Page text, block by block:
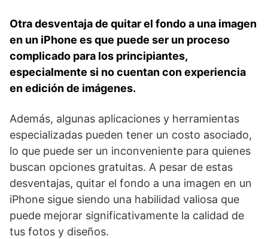
Otra desventaja de quitar el fondo a una ​imagen
en un iPhone es que ‌puede ser un proceso
complicado para los principiantes,
especialmente ‍si ⁤no cuentan con experiencia
en ⁢edición de imágenes.
Además, ​algunas ⁤aplicaciones y herramientas
especializadas pueden ‌tener un​ costo asociado,
lo que puede ser⁣ un inconveniente para ‌quienes
buscan opciones gratuitas. A pesar de estas
desventajas, quitar el fondo a una imagen en un‍
iPhone sigue siendo una habilidad valiosa que
puede mejorar significativamente la calidad de
tus fotos y diseños.